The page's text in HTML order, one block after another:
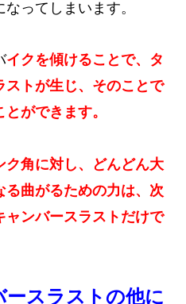
ってしまいます。
イクを傾けることで、タ
ストが生じ、そのことで
ができます。
ク角に対し、どんどん大
る曲がるための力は、次
ャンバースラストだけで
スラストの他に